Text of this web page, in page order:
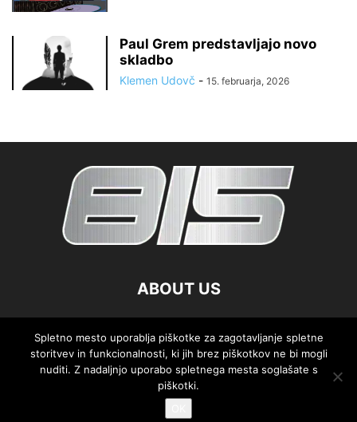
Paul Grem predstavljajo novo
skladbo
Klemen Udovč - 15. februarja, 2026
ABOUT US
FOLLOW US
Spletno mesto uporablja piškotke za zagotavljanje spletne
storitvev in funkcionalnosti, ki jih brez piškotkov ne bi mogli
nuditi. Z nadaljnjo uporabo spletnega mesta soglašate s
piškotki.